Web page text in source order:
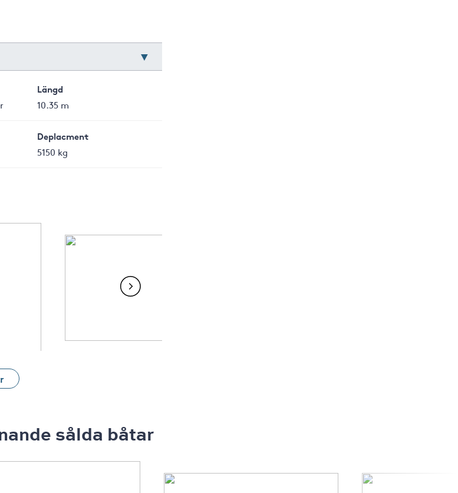
Längd
10.35 m
Deplacment
5150 kg
sålda båtar